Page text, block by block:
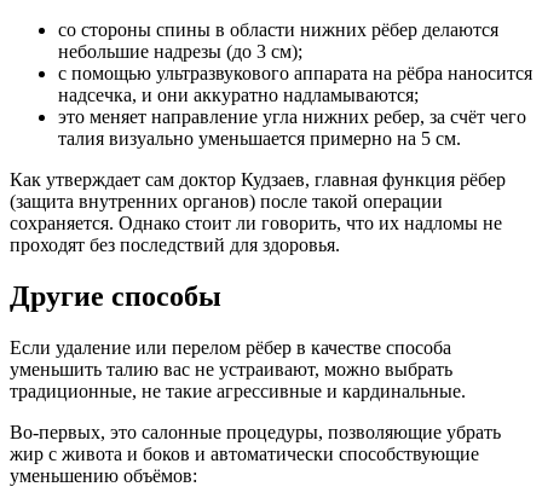
со стороны спины в области нижних рёбер делаются
небольшие надрезы (до 3 см);
с помощью ультразвукового аппарата на рёбра наносится
надсечка, и они аккуратно надламываются;
это меняет направление угла нижних ребер, за счёт чего
талия визуально уменьшается примерно на 5 см.
Как утверждает сам доктор Кудзаев, главная функция рёбер
(защита внутренних органов) после такой операции
сохраняется. Однако стоит ли говорить, что их надломы не
проходят без последствий для здоровья.
Другие способы
Если удаление или перелом рёбер в качестве способа
уменьшить талию вас не устраивают, можно выбрать
традиционные, не такие агрессивные и кардинальные.
Во-первых, это салонные процедуры, позволяющие убрать
жир с живота и боков и автоматически способствующие
уменьшению объёмов: